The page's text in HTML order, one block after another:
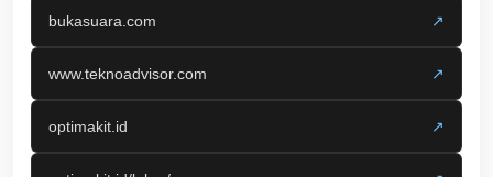
bukasuara.com ↗
www.teknoadvisor.com ↗
optimakit.id ↗